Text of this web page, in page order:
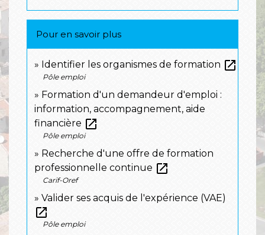
Pour en savoir plus
Identifier les organismes de formation open_in_new
Pôle emploi
Formation d'un demandeur d'emploi :
information, accompagnement, aide
financière open_in_new
Pôle emploi
Recherche d'une offre de formation
professionnelle continue open_in_new
Carif-Oref
Valider ses acquis de l'expérience (VAE)
open_in_new
Pôle emploi